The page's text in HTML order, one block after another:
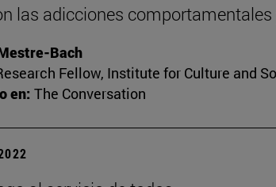
las adicciones
Bach
Fellow, Institute for Culture and
en: The Conversation